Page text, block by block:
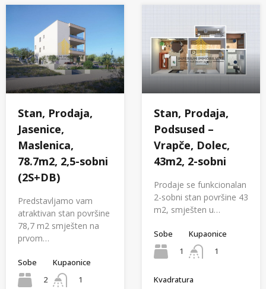
Stan, Prodaja,
Jasenice,
Maslenica,
78.7m2, 2,5-sobni
(2S+DB)
Predstavljamo vam
atraktivan stan površine
78,7 m2 smješten na
prvom…
Sobe
2
Kupaonice
1
Stan, Prodaja,
Podsused –
Vrapče, Dolec,
43m2, 2-sobni
Prodaje se funkcionalan
2-sobni stan površine 43
m2, smješten u…
Sobe
1
Kupaonice
1
Kvadratura